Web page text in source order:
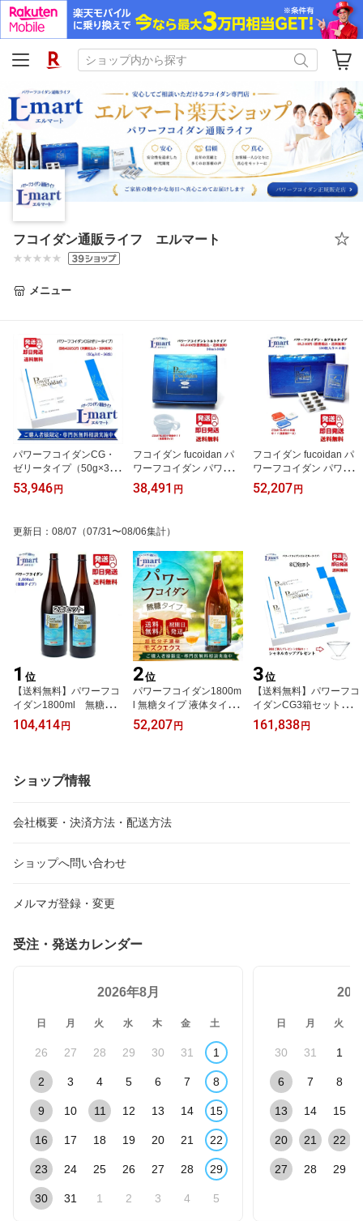
フコイダン通販ライフ エルマート
メニュー
パワーフコイダンCG・
ゼリータイプ（50g×36
包入り）フコイダン fuco
idan パワーフコイダン
一産業株式会社 正規販売
代理店エルマート 【送料
無料】無添加 トンガ産
モズクエキス ゼリー ト
ンガ王国 吉田医院
53,946 円
フコイダン fucoidan パ
ワーフコイダン パワーフ
コイダンレトルトタイプ
【送料無料】保健機能食
濃縮 天然モズクエキス
九州大学 共同研究
38,491 円
フコイダン fucoidan パ
ワーフコイダン パワーフ
コイダンカプセルタイプ
【送料無料】保健機能食
九州大学 共同研究 体内
に吸収しやすい トンガ王
国 フコイダン含有量 モ
ズク エキス 抽出。
52,207 円
更新日 ： 08/07 （07/31〜08/06集計）
1 位
【送料無料】パワーフコ
イダン1800ml 無糖タ
イプ2本セット保健機能
食品（栄養機能食品）
104,414 円
2位
パワーフコイダン1800m
l 無糖タイプ 液体タイプ
フコイダン フコイダンエ
キス ドリンク 液体 (トン
能食品 無添加 モズクエ
キス ドリンク 九州大学
52,207 円
3位
【送料無料】パワーフコ
イダンCG3箱セット九州
大学協同特許関連商品
（特許 第5201499）
161,838 円
ショップ情報
会社概要・決済方法・配送方法
ショップへ問い合わせ
メルマガ登録・変更
受注・発送カレンダー
2026年8月
日 月 火 水 木 金 土
26 27 28 29 30 31 1
2 3 4 5 6 7 8
9 10 11 12 13 14 15
16 17 18 19 20 21 22
23 24 25 26 27 28 29
30 31 1 2 3 4 5
日 月 火
30 31 1
6 7 8
13 14 15
20 21 22
27 28 29